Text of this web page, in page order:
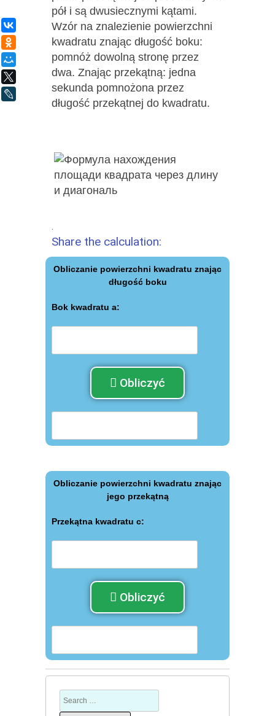
pół i są dwusiecznymi kątami.
Wzór na znalezienie powierzchni
kwadratu znając długość boku:
pomnóż dowolną stronę przez
dwa. Znając przekątną: jedna
sekunda pomnożona przez
długość przekątnej do kwadratu.
Share the calculation:
Obliczanie powierzchni kwadratu znając
długość boku
Bok kwadratu а:
Obliczyć
Obliczanie powierzchni kwadratu znając
jego przekątną
Przekątna kwadratu с:
Obliczyć
ВКонтакте
Одноклассники
Мой Мир
LiveJournal